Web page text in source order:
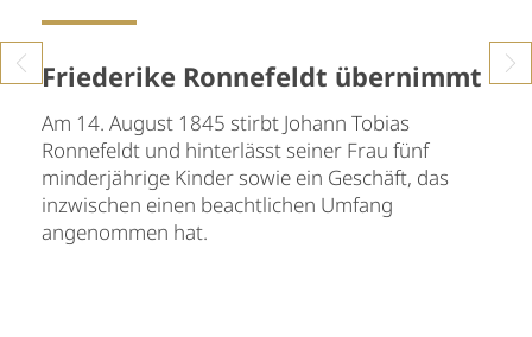
Friederike Ronnefeldt übernimmt
Am 14. August 1845 stirbt Johann Tobias
Ronnefeldt und hinterlässt seiner Frau fünf
minderjährige Kinder sowie ein Geschäft, das
inzwischen einen beachtlichen Umfang
angenommen hat.